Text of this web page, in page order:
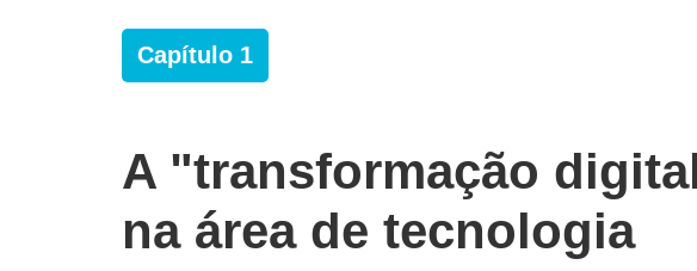
Capítulo 1
A "transformação
na área de tecnologia